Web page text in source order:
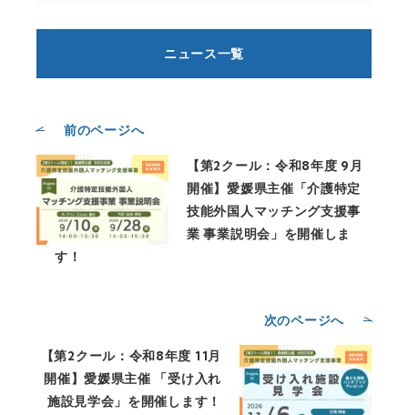
当サイトでは、サイトのユーザービ
リティーの向上に役立てるためのア
いただくためにクッキーを使用して
います。
◆個人関連情報について：入力され
た個人情報は、当社と提携する第三
者から取得したクッキー等の個人関
連情報と紐づけて上記の利用目的で
Socket Layer)暗号化措置により、
個人情報への不正アクセス、その盗
用などから保護しております。取得
した個人情報は、漏洩、滅失又は毀
損の防止と是正、その他個人情報の
ニュース一覧
前のページへ
【第2クール：令和8年度 9月
開催】愛媛県主催「介護特定
技能外国人マッチング支援事
業 事業説明会」を開催しま
す！
次のページへ
【第2クール：令和8年度 11月
開催】愛媛県主催 「受け入れ
施設見学会」を開催します！